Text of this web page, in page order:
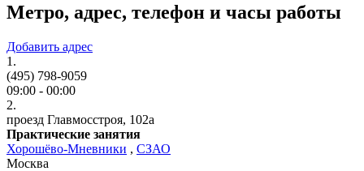
Метро, адрес, телефон и часы работы
Добавить адрес
1.
(495) 798-9059
09:00 - 00:00
2.
проезд Главмосстроя, 102а
Практические занятия
Хорошёво-Мневники , СЗАО
Москва